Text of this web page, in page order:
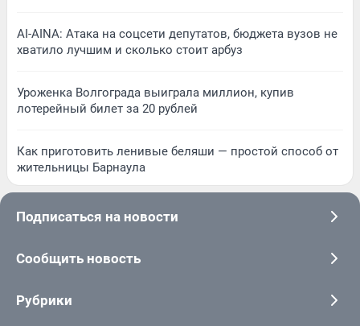
AI-AINA: Атака на соцсети депутатов, бюджета вузов не
хватило лучшим и сколько стоит арбуз
Уроженка Волгограда выиграла миллион, купив
лотерейный билет за 20 рублей
Как приготовить ленивые беляши — простой способ от
жительницы Барнаула
Подписаться на новости
Сообщить новость
Рубрики